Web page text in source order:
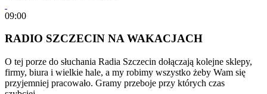
09:00
RADIO SZCZECIN NA WAKACJACH
O tej porze do słuchania Radia Szczecin dołączają kolejne sklepy,
firmy, biura i wielkie hale, a my robimy wszystko żeby Wam się
przyjemniej pracowało. Gramy przeboje przy których czas